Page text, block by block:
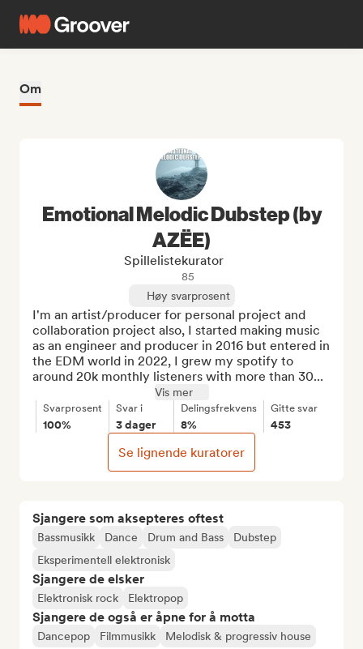
Om
Sjangere som aksepteres oftest
Bassmusikk Dance Drum and Bass
Dubstep
Eksperimentell elektronisk
Sjangere de elsker
Elektronisk rock Elektropop
Sjangere de også er åpne for å motta
Dancepop Filmmusikk Melodisk & progressiv house
Emotional Melodic Dubstep (by
AZËE)
Spillelistekurator
85
Høy svarprosent
I'm an artist/producer for personal project and
collaboration project also, I started making music
as an engineer and producer in 2016 but entered in
the EDM world in 2022, I grew my spotify to
around 20k monthly listeners with more than 30...
Vis mer
Svarprosent
100%
Svar i
3 dager
Delingsfrekvens
8%
Gitte svar
453
Se lignende kuratorer